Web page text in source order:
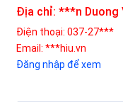
Địa chỉ: ***n Duong
Điện thoại: 037-27***
Email: ***hiu.vn
Đăng nhập để xem